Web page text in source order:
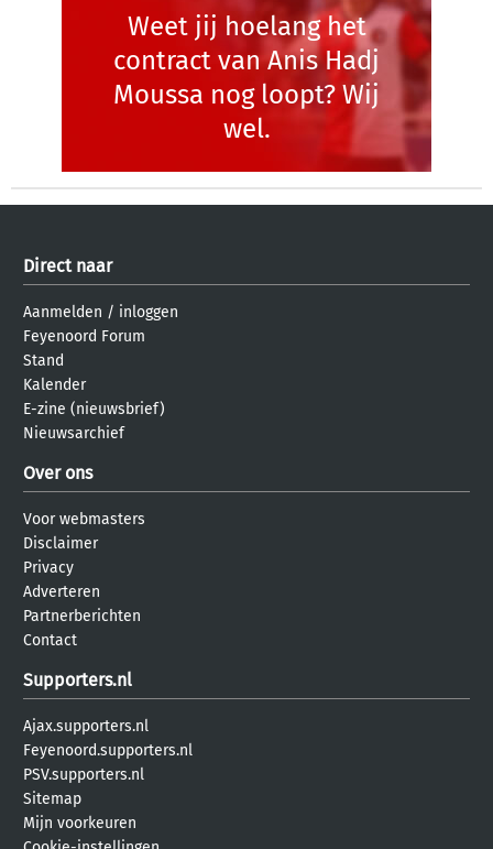
Weet jij hoelang het
contract van Anis Hadj
Moussa nog loopt? Wij
wel.
Direct naar
Aanmelden / inloggen
Feyenoord Forum
Stand
Kalender
E-zine (nieuwsbrief)
Nieuwsarchief
Over ons
Voor webmasters
Disclaimer
Privacy
Adverteren
Partnerberichten
Contact
Supporters.nl
Ajax.supporters.nl
Feyenoord.supporters.nl
PSV.supporters.nl
Sitemap
Mijn voorkeuren